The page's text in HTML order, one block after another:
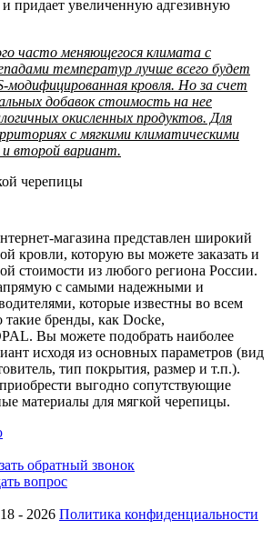
и придает увеличенную адгезивную
часто меняющегося климата с
температур лучше всего будет
модифицированная кровля. Но за счет
добавок стоимость на нее
окисленных продуктов. Для
с мягкими климатическими
и второй вариант.
магазина представлен широкий
кровли, которую вы можете заказать и
стоимости из любого региона России.
с самыми надежными и
которые известны во всем
бренды, как Docke,
Вы можете подобрать наиболее
исходя из основных параметров (вид
тип покрытия, размер и т.п.).
выгодно сопутствующие
материалы для мягкой черепицы.
обратный звонок
вопрос
- 2026 Политика конфиденциальности